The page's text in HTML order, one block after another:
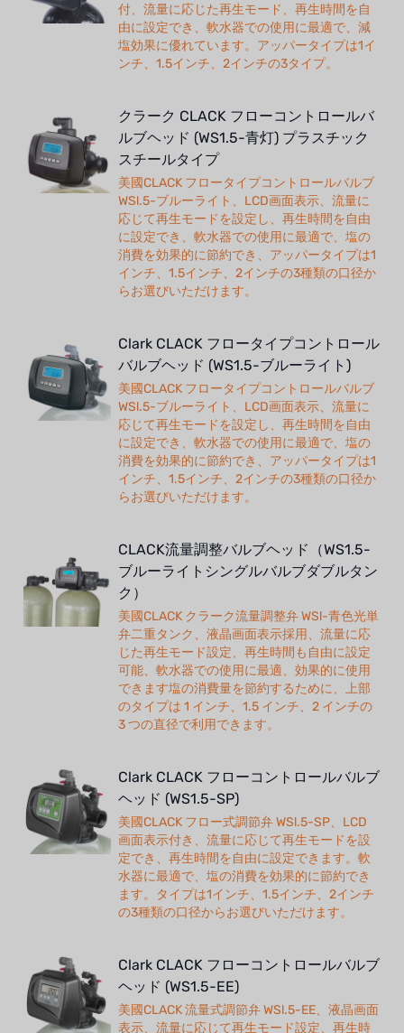
付、流量に応じた再生モード、再生時間を自
由に設定でき、軟水器での使用に最適で、減
塩効果に優れています。アッパータイプは1イ
ンチ、1.5インチ、2インチの3タイプ。
クラーク CLACK フローコントロールバ
ルブヘッド (WS1.5-青灯) プラスチック
スチールタイプ
美國CLACK フロータイプコントロールバルブ
WSl.5-ブルーライト、LCD画面表示、流量に
応じて再生モードを設定し、再生時間を自由
に設定でき、軟水器での使用に最適で、塩の
消費を効果的に節約でき、アッパータイプは1
インチ、1.5インチ、2インチの3種類の口径か
らお選びいただけます。
Clark CLACK フロータイプコントロール
バルブヘッド (WS1.5-ブルーライト)
美國CLACK フロータイプコントロールバルブ
WSl.5-ブルーライト、LCD画面表示、流量に
応じて再生モードを設定し、再生時間を自由
に設定でき、軟水器での使用に最適で、塩の
消費を効果的に節約でき、アッパータイプは1
インチ、1.5インチ、2インチの3種類の口径か
らお選びいただけます。
CLACK流量調整バルブヘッド（WS1.5-
ブルーライトシングルバルブダブルタン
ク）
美國CLACK クラーク流量調整弁 WSl-青色光単
弁二重タンク、液晶画面表示採用、流量に応
じた再生モード設定、再生時間も自由に設定
可能、軟水器での使用に最適、効果的に使用
できます塩の消費量を節約するために、上部
のタイプは 1 インチ、1.5 インチ、2 インチの
3 つの直径で利用できます。
Clark CLACK フローコントロールバルブ
ヘッド (WS1.5-SP)
美國CLACK フロー式調節弁 WSl.5-SP、LCD
画面表示付き、流量に応じて再生モードを設
定でき、再生時間を自由に設定できます。軟
水器に最適で、塩の消費を効果的に節約でき
ます。タイプは1インチ、1.5インチ、2インチ
の3種類の口径からお選びいただけます。
Clark CLACK フローコントロールバルブ
ヘッド (WS1.5-EE)
美國CLACK 流量式調節弁 WSl.5-EE、液晶画面
表示、流量に応じて再生モード設定、再生時